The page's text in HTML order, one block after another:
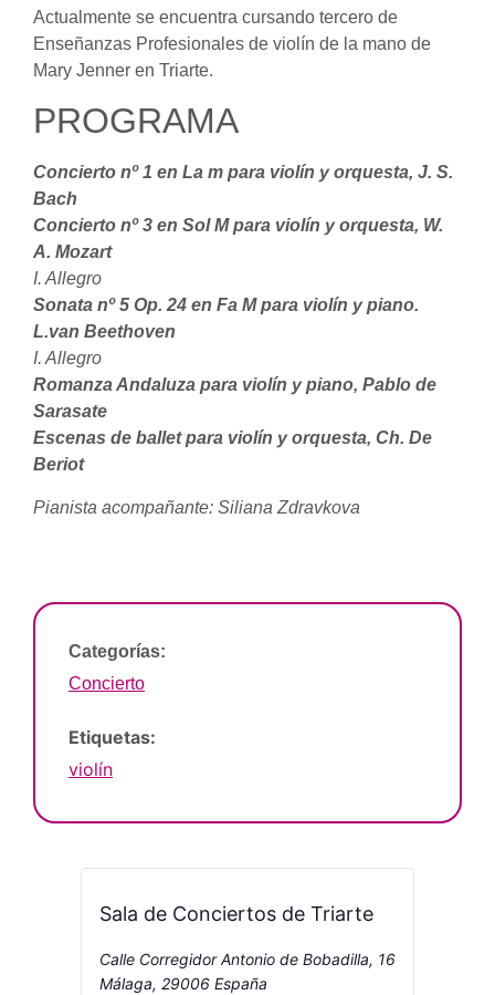
Actualmente se encuentra cursando tercero de
Enseñanzas Profesionales de violín de la mano de
Mary Jenner en Triarte.
PROGRAMA
Concierto nº 1 en La m para violín y orquesta, J. S.
Bach
Concierto nº 3 en Sol M para violín y orquesta, W.
A. Mozart
I. Allegro
Sonata nº 5 Op. 24 en Fa M para violín y piano.
L.van Beethoven
I. Allegro
Romanza Andaluza para violín y piano, Pablo de
Sarasate
Escenas de ballet para violín y orquesta, Ch. De
Beriot
Pianista acompañante: Siliana Zdravkova
Categorías:
Concierto
Etiquetas:
violín
Sala de Conciertos de Triarte
Calle Corregidor Antonio de Bobadilla, 16
Málaga, 29006 España